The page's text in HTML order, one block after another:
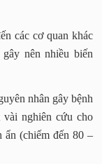
các cơ quan khác
nên nhiều biến
nhân gây bệnh
nghiên cứu cho
ẩn (chiếm đến 80 –